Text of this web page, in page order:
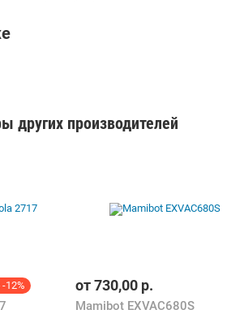
других производителей
12% от730,00 р.
Mamibot EXVAC680S